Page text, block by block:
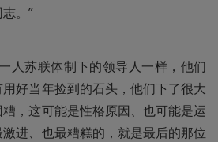
。”
人苏联体制下的领导人一样，他们
好当年捡到的石头，他们下了很大
，这可能是性格原因、也可能是运
进、也最糟糕的，就是最后的那位